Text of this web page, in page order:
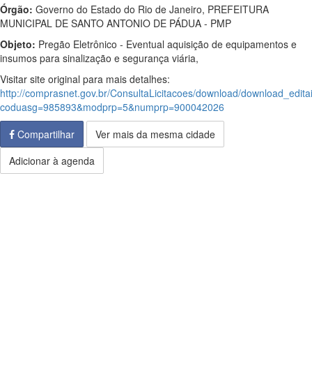
Órgão: Governo do Estado do Rio de Janeiro, PREFEITURA
MUNICIPAL DE SANTO ANTONIO DE PÁDUA - PMP
Objeto: Pregão Eletrônico - Eventual aquisição de equipamentos e
insumos para sinalização e segurança viária,
Visitar site original para mais detalhes:
http://comprasnet.gov.br/ConsultaLicitacoes/download/
coduasg=985893&modprp=5&numprp=900042026
Compartilhar
Ver mais da mesma cidade
Adicionar à agenda